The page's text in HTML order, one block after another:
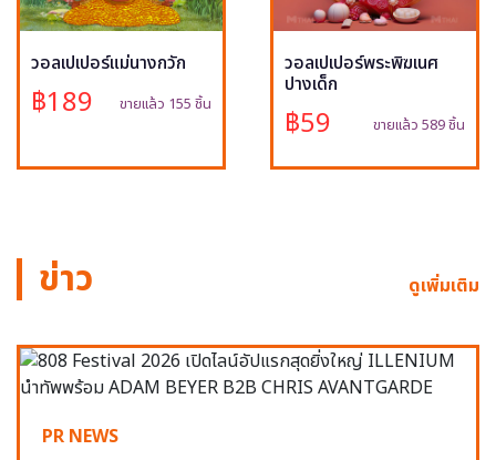
วอลเปเปอร์แม่นางกวัก
฿189 ขายแล้ว 155 ชิ้น
วอลเปเปอร์พระพิฆเนศ
ปางเด็ก
฿59 ขายแล้ว 589 ชิ้น
ข่าว ดูเพิ่มเติม
PR NEWS